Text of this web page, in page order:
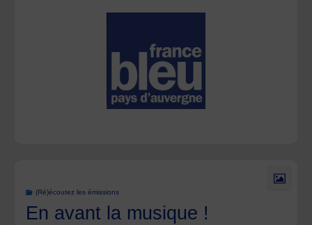
(Ré)écoutez les émissions
En avant la musique !